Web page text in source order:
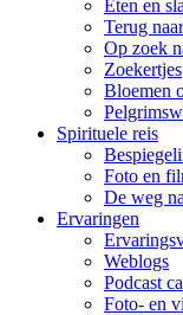
Eten en
Terug
Op zoek
Zoekertjes
Bloemen
Spirituele reis
Foto en
De weg
Ervaringen
Weblogs
Podcast
Foto- en